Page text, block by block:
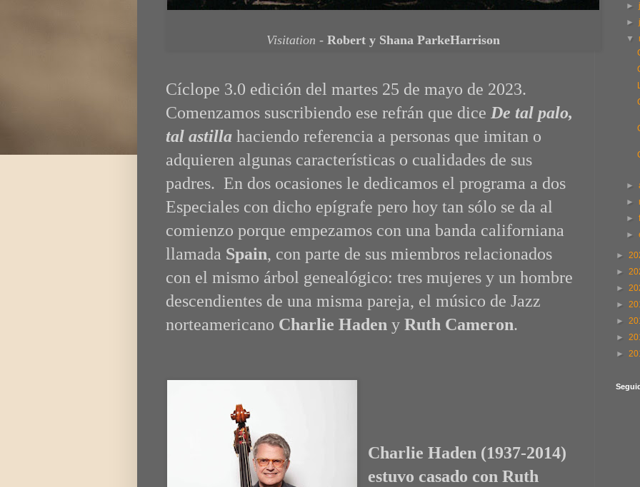
Visitation - Robert y Shana ParkeHarrison
Cíclope 3.0 edición del martes 25 de mayo de 2023.
Comenzamos suscribiendo ese refrán que dice De tal palo,
tal astilla haciendo referencia a personas que imitan o
adquieren algunas características o cualidades de sus
padres. En dos ocasiones le dedicamos el programa a dos
Especiales con dicho epígrafe pero hoy tan sólo se da al
comienzo porque empezamos con una banda californiana
llamada Spain, con parte de sus miembros relacionados
con el mismo árbol genealógico: tres mujeres y un hombre
descendientes de una misma pareja, el músico de Jazz
norteamericano Charlie Haden y Ruth Cameron.
Charlie Haden (1937-2014)
estuvo casado conRuth
►
►
▼
►
►
►
►
►
►
►
►
►
►
►